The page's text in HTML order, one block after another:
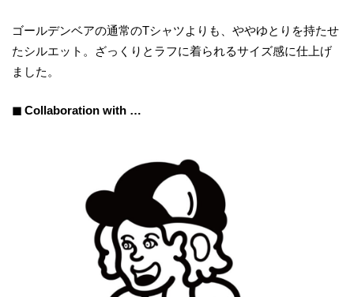
ゴールデンベアの通常のTシャツよりも、ややゆとりを持たせ
たシルエット。ざっくりとラフに着られるサイズ感に仕上げ
ました。
◼ Collaboration with …